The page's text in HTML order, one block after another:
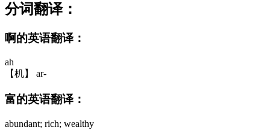
分词翻译：
啊的英语翻译：
ah
【机】 ar-
富的英语翻译：
abundant; rich; wealthy